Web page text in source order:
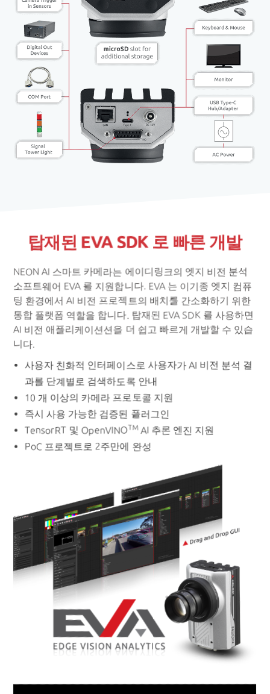
탑재된 EVA SDK 로 빠른 개발
NEON AI 스마트 카메라는 에이디링크의 엣지 비전 분석
소프트웨어 EVA 를 지원합니다. EVA 는 이기종 엣지 컴퓨
팅 환경에서 AI 비전 프로젝트의 배치를 간소화하기 위한
통합 플랫폼 역할을 합니다. 탑재된 EVA SDK 를 사용하면
AI 비전 애플리케이션션을 더 쉽고 빠르게 개발할 수 있습
니다.
사용자 친화적 인터페이스로 사용자가 AI 비전 분석 결
과를 단계별로 검색하도록 안내
10 개 이상의 카메라 프로토콜 지원
즉시 사용 가능한 검증된 플러그인
TensorRT 및 OpenVINOTMAI 추론 엔진 지원
PoC 프로젝트로 2주만에 완성